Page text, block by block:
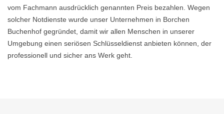
vom Fachmann ausdrücklich genannten Preis bezahlen. Wegen
solcher Notdienste wurde unser Unternehmen in Borchen
Buchenhof gegründet, damit wir allen Menschen in unserer
Umgebung einen seriösen Schlüsseldienst anbieten können, der
professionell und sicher ans Werk geht.